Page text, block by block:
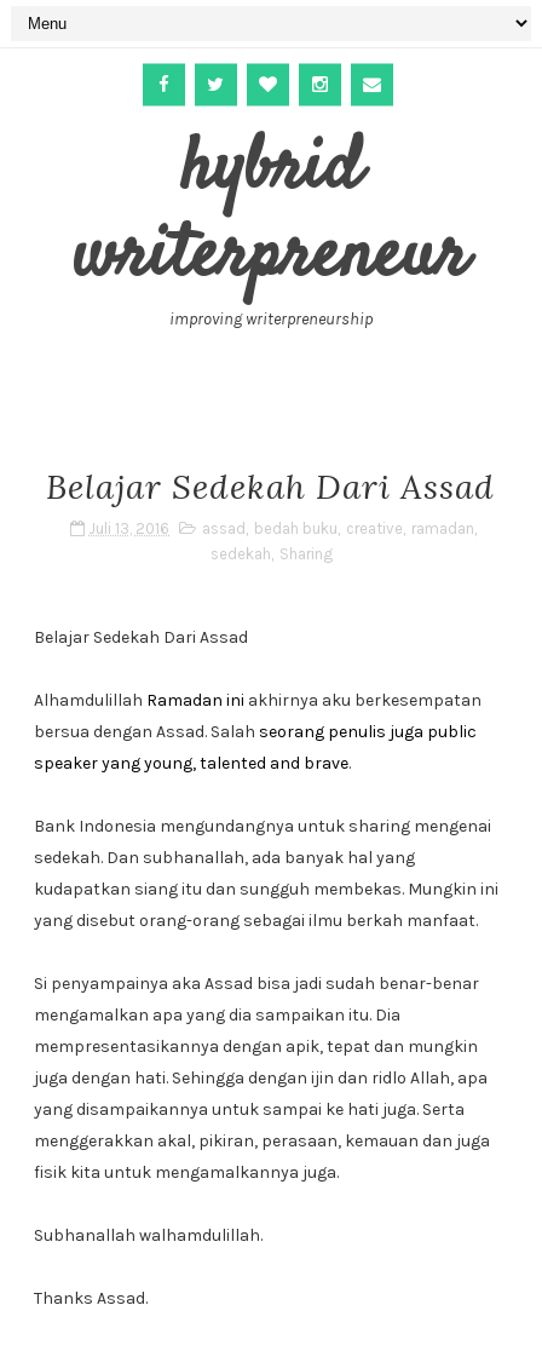
hybrid
writerpreneur
improving writerpreneurship
Belajar Sedekah Dari Assad
Juli 13, 2016 assad , bedah buku, creative, ramadan,
sedekah, Sharing
Belajar Sedekah Dari Assad
Alhamdulillah Ramadan ini akhirnya aku berkesempatan
bersua dengan Assad. Salah seorang penulis juga public
speaker yang young, talented and brave.
Bank Indonesia mengundangnya untuk sharing mengenai
sedekah. Dan subhanallah, ada banyak hal yang
kudapatkan siang itu dan sungguh membekas. Mungkin ini
yang disebut orang-orang sebagai ilmu berkah manfaat.
Si penyampainya aka Assad bisa jadi sudah benar-benar
mengamalkan apa yang dia sampaikan itu. Dia
mempresentasikannya dengan apik, tepat dan mungkin
juga dengan hati. Sehingga dengan ijin dan ridlo Allah, apa
yang disampaikannya untuk sampai ke hati juga. Serta
menggerakkan akal, pikiran, perasaan, kemauan dan juga
fisik kita untuk mengamalkannya juga.
Subhanallah walhamdulillah.
Thanks Assad.